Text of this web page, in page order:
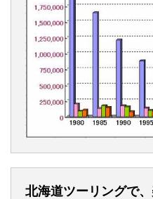
北海道ツーリングで